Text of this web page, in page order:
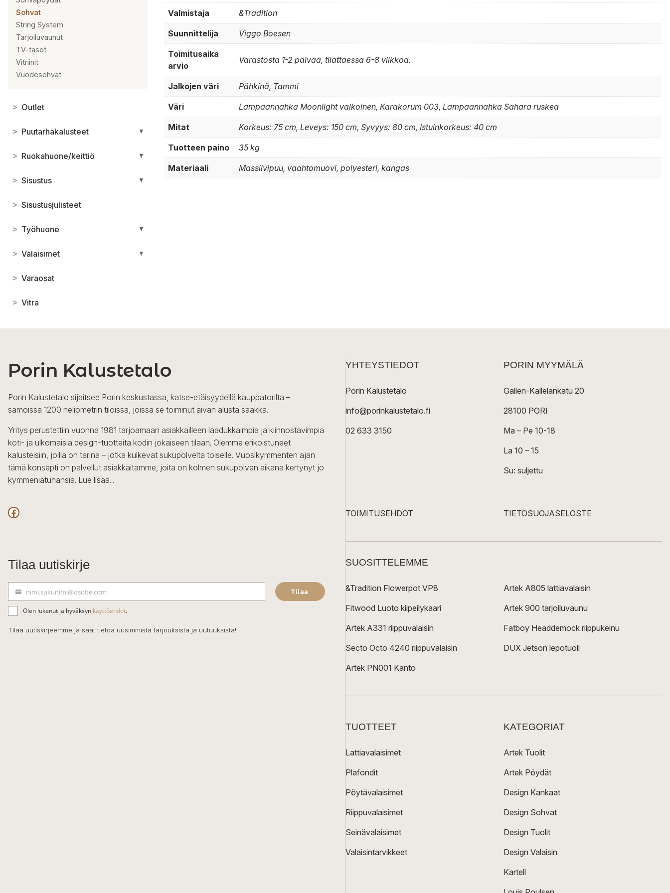
Sohvat
String System
Tarjoiluvaunut
TV-tasot
Vitriinit
Vuodesohvat
> Outlet
> Puutarhakalusteet ▼
> Ruokahuone/keittiö ▼
> Sisustus ▼
> Sisustusjulisteet
> Työhuone ▼
> Valaisimet ▼
> Varaosat
> Vitra
Valmistaja &Tradition
Suunnittelija Viggo Boesen
Toimitusaika
arvio
Varastosta 1-2 päivää, tilattaessa 6-8 viikkoa.
Jalkojen väri Pähkinä, Tammi
Väri Lampaannahka Moonlight valkoinen, Karakorum 003, Lampaannahka Sahara ruskea
Mitat Korkeus: 75 cm, Leveys: 150 cm, Syvyys: 80 cm, Istuinkorkeus: 40 cm
Tuotteen paino 35 kg
Materiaali Massiivipuu, vaahtomuovi, polyesteri, kangas
Porin Kalustetalo
Porin Kalustetalo sijaitsee Porin keskustassa, katse-etäisyydellä kauppatorilta –
samoissa 1200 neliömetrin tiloissa, joissa se toiminut aivan alusta saakka.
Yritys perustettiin vuonna 1981 tarjoamaan asiakkailleen laadukkaimpia ja kiinnostavimpia
koti- ja ulkomaisia design-tuotteita kodin jokaiseen tilaan. Olemme erikoistuneet
kalusteisiin, joilla on tarina – jotka kulkevat sukupolvelta toiselle. Vuosikymmenten ajan
tämä konsepti on palvellut asiakkaitamme, joita on kolmen sukupolven aikana kertynyt jo
kymmeniätuhansia. Lue lisää...
Facebook
Tilaa uutiskirje
ä
h
k
nimi.sukunimi@osoite.com Tilaa
Olen lukenut ja hyväksyn käyttöehdot.
Tilaa uutiskirjeemme ja saat tietoa uusimmista tarjouksista ja uutuuksista!
YHTEYSTIEDOT
Porin Kalustetalo
info@porinkalustetalo.fi
02 633 3150
PORIN MYYMÄLÄ
Gallen-Kallelankatu 20
28100 PORI
Ma – Pe 10-18
La 10 – 15
Su: suljettu
TOIMITUSEHDOT TIETOSUOJASELOSTE
SUOSITTELEMME
&Tradition Flowerpot VP8
Fitwood Luoto kiipeilykaari
Artek A331 riippuvalaisin
Secto Octo 4240 riippuvalaisin
Artek PN001 Kanto
Artek A805 lattiavalaisin
Artek 900 tarjoiluvaunu
Fatboy Headdemock riippukeinu
DUX Jetson lepotuoli
TUOTTEET
Lattiavalaisimet
Plafondit
Pöytävalaisimet
Riippuvalaisimet
Seinävalaisimet
Valaisintarvikkeet
KATEGORIAT
Artek Tuolit
Artek Pöydät
Design Kankaat
Design Sohvat
Design Tuolit
Design Valaisin
Kartell